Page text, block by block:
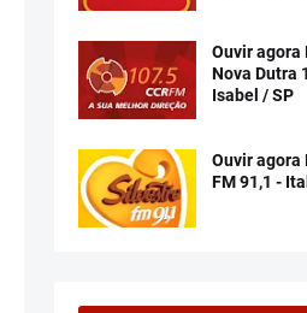
Ouvir agora
Nova Dutra
Isabel / SP
Ouvir agora
FM 91,1 -